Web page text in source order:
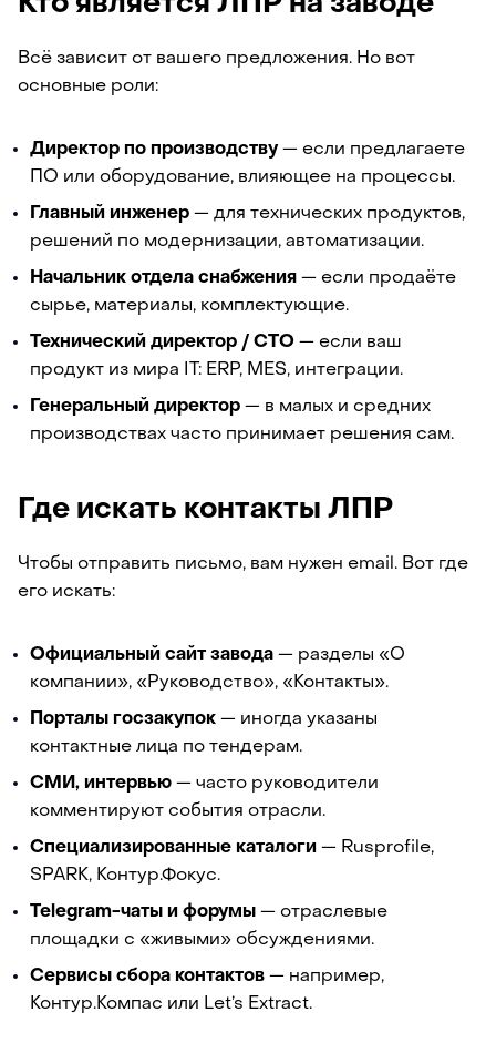
Всё зависит от вашего предложения. Но вот
основные роли:
Директор по производству — если предлагаете
ПО или оборудование, влияющее на процессы.
Главный инженер — для технических продуктов,
решений по модернизации, автоматизации.
Начальник отдела снабжения — если продаёте
сырье, материалы, комплектующие.
Технический директор / CTO — если ваш
продукт из мира IT: ERP, MES, интеграции.
Генеральный директор — в малых и средних
производствах часто принимает решения сам.
Где искать контакты ЛПР
Чтобы отправить письмо, вам нужен email. Вот где
его искать:
Официальный сайт завода — разделы «О
компании», «Руководство», «Контакты».
Порталы госзакупок — иногда указаны
контактные лица по тендерам.
СМИ, интервью — часто руководители
комментируют события отрасли.
Специализированные каталоги — Rusprofile,
SPARK, Контур.Фокус.
Telegram-чаты и форумы — отраслевые
площадки с «живыми» обсуждениями.
Сервисы сбора контактов — например,
Контур.Компас или Let’s Extract.